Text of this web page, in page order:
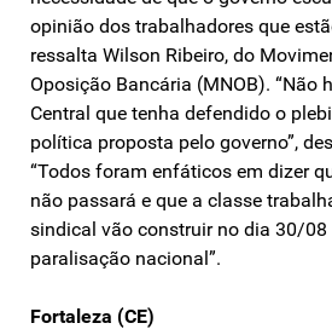
opinião dos trabalhadores que
ressalta Wilson Ribeiro, do
Oposição Bancária (MNOB). “Não
Central que tenha defendido o
política proposta pelo governo”,
“Todos foram enfáticos em dizer
não passará e que a classe
sindical vão construir no dia 30/08
paralisação nacional”.
Fortaleza (CE)